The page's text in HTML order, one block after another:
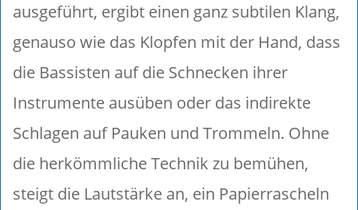
ausgeführt, ergibt einen ganz subtilen Klang,
genauso wie das Klopfen mit der Hand, dass
die Bassisten auf die Schnecken ihrer
Instrumente ausüben oder das indirekte
Schlagen auf Pauken und Trommeln. Ohne
die herkömmliche Technik zu bemühen,
steigt die Lautstärke an, ein Papierrascheln